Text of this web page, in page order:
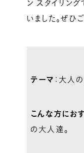
ン スタイリン
いました。ぜひ
テーマ ：大人
こんな方にお
の大人達。